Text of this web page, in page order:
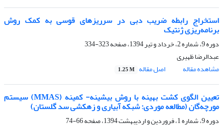
استخراج رابطه‌ ضریب دبی در سرریزهای قوسی به کمک روش
برنامه‌ریزی ژنتیک
دوره 9، شماره 2، خرداد و تیر 1394، صفحه
323-334
عبدالرضا ظهیری
مشاهده مقاله
اصل مقاله 1.25 M
تعیین الگوی کشت بهینه با روش بیشینه- کمینه (MMAS) سیستم
مورچه‌گان (مطالعه موردی: شبکه آبیاری و زهکشی سد گلستان)
دوره 9، شماره 1، فروردین و اردیبهشت 1394، صفحه
66-74